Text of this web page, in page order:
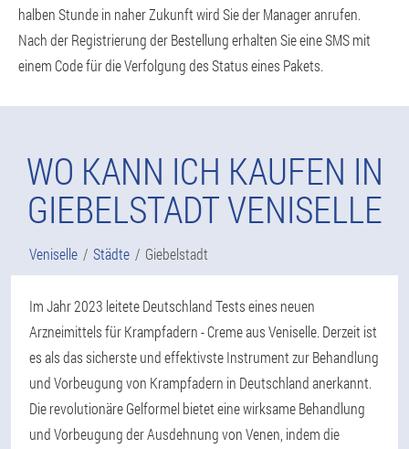
halben Stunde in naher Zukunft wird Sie der Manager anrufen.
Nach der Registrierung der Bestellung erhalten Sie eine SMS mit
einem Code für die Verfolgung des Status eines Pakets.
WO KANN ICH KAUFEN IN
GIEBELSTADT VENISELLE
Veniselle Städte Giebelstadt
Im Jahr 2023 leitete Deutschland Tests eines neuen
Arzneimittels für Krampfadern - Creme aus Veniselle. Derzeit ist
es als das sicherste und effektivste Instrument zur Behandlung
und Vorbeugung von Krampfadern in Deutschland anerkannt.
Die revolutionäre Gelformel bietet eine wirksame Behandlung
und Vorbeugung der Ausdehnung von Venen, indem die